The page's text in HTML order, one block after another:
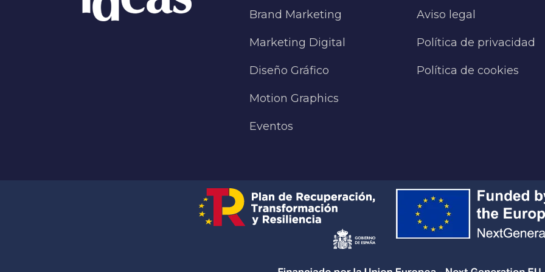
Brand Marketing
Marketing Digital
Diseño Gráfico
Motion Graphics
Eventos
Aviso legal
Política de privacidad
Política de cookies